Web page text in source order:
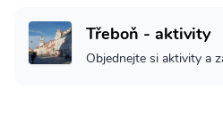
Třeboň - aktivity
Objednejte si aktivity a